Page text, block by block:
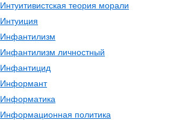
Интуитивистская теория морали
Интуиция
Инфантилизм
Инфантилизм личностный
Инфантицид
Информант
Информатика
Информационная политика